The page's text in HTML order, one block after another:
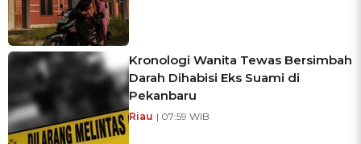
Kronologi Wanita Tewas Bersimbah
Darah Dihabisi Eks Suami di
Pekanbaru
Riau | 07:59 WIB